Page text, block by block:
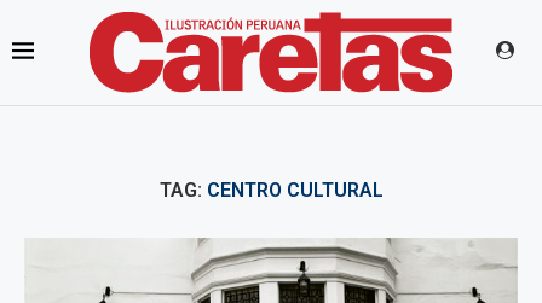
TAG: CENTRO CULTURAL